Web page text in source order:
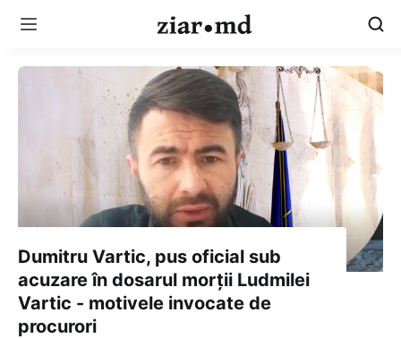
Dumitru Vartic, pus oficial sub
acuzare în dosarul morții Ludmilei
Vartic - motivele invocate de
procurori